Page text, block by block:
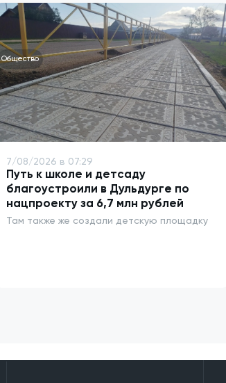
Общество
7/08/2026 в 07:29
Путь к школе и детсаду
благоустроили в Дульдурге по
нацпроекту за 6,7 млн рублей
Там также же создали детскую площадку